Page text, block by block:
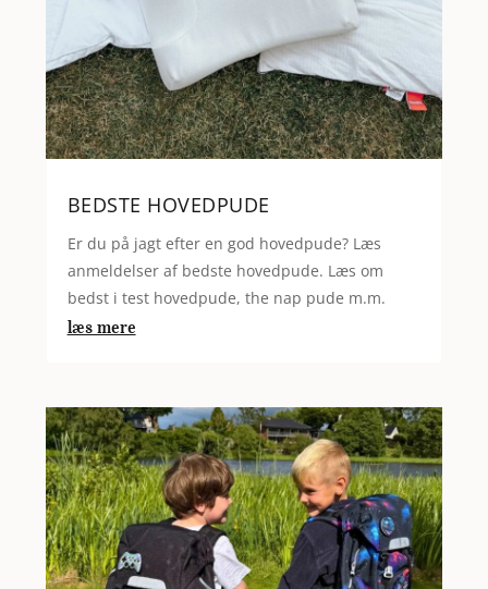
BEDSTE HOVEDPUDE
Er du på jagt efter en god hovedpude? Læs
anmeldelser af bedste hovedpude. Læs om
bedst i test hovedpude, the nap pude m.m.
læs mere